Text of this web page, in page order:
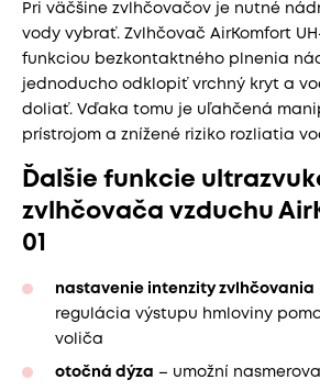
Pri väčšine zvlhčovačov je nutné
vody vybrať. Zvlhčovač AirKomfort
funkciou bezkontaktného plnenia
jednoducho odklopiť vrchný kryt a
doliať. Vďaka tomu je uľahčená
prístrojom a znížené riziko rozliatia
Ďalšie funkcie
zvlhčovača vzduchu
01
nastavenie intenzity zvlhčovania
regulácia výstupu hmloviny
voliča
otočná dýza – umožní